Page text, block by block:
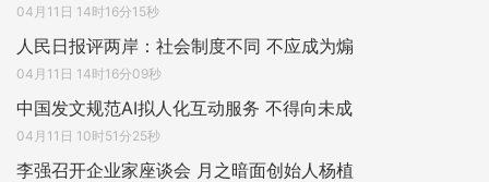
04月11日 14时16分15秒
人民日报评两岸：社会制度不同 不应成为煽
04月11日 14时16分09秒
中国发文规范AI拟人化互动服务 不得向未成
04月11日 10时51分25秒
李强召开企业家座谈会 月之暗面创始人杨植